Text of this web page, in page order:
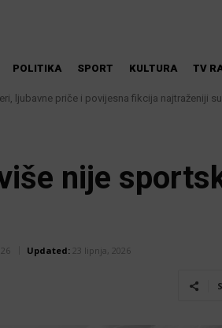
POLITIKA SPORT KULTURA TV
ljubavne priče i povijesna fikcija najtraženiji
vodovoda i kanalizacije najavljuju
nije
Updated: 23 lipnja, 2026